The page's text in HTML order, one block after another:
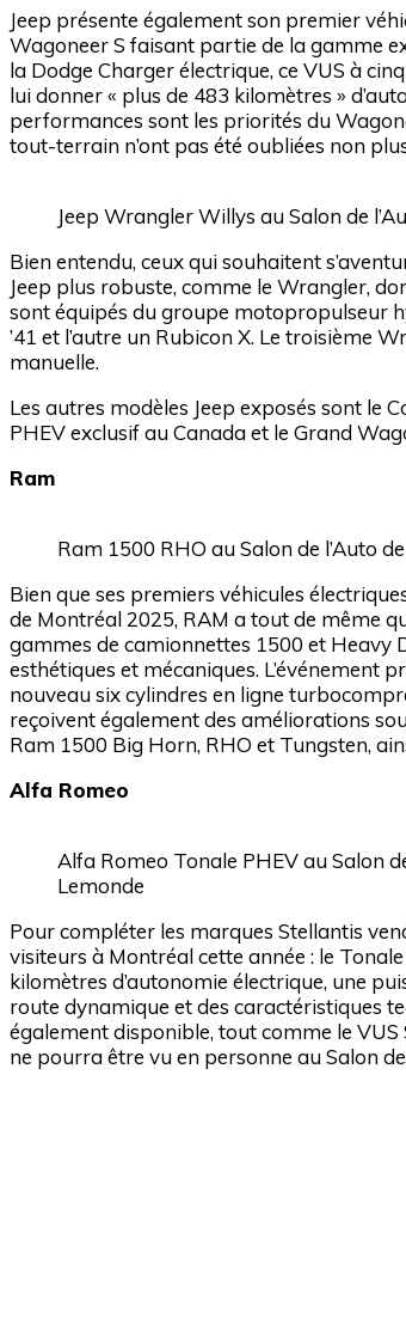
Jeep présente également son premier
Wagoneer S faisant partie de la gamme
la Dodge Charger électrique, ce VUS à
lui donner « plus de 483 kilomètres »
performances sont les priorités du
tout-terrain n’ont pas été oubliées non
Jeep Wrangler Willys au Salon de
Bien entendu, ceux qui souhaitent
Jeep plus robuste, comme le Wrangler,
sont équipés du groupe motopropulseur
’41 et l’autre un Rubicon X. Le troisième
manuelle.
Les autres modèles Jeep exposés sont le
PHEV exclusif au Canada et le Grand
Ram
Ram 1500 RHO au Salon de l’Auto
Bien que ses premiers véhicules
de Montréal 2025, RAM a tout de même
gammes de camionnettes 1500 et Heavy
esthétiques et mécaniques. L’événement
nouveau six cylindres en ligne
reçoivent également des améliorations
Ram 1500 Big Horn, RHO et Tungsten,
Alfa Romeo
Alfa Romeo Tonale PHEV au Salon
Lemonde
Pour compléter les marques Stellantis
visiteurs à Montréal cette année : le
kilomètres d’autonomie électrique, une
route dynamique et des caractéristiques
également disponible, tout comme le
ne pourra être vu en personne au Salon